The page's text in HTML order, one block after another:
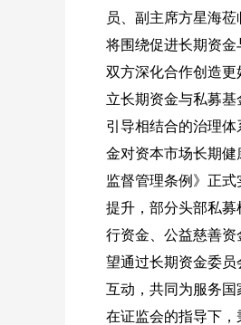
员、副主席方星海
将围绕促进长期资
双方深化合作创造
立长期资金与私募
引导相结合的治理
金对资本市场长期
监督管理条例》正
提升，部分头部私
行资金、公益慈善
望通过长期资金委
互动，共同为服务
在证监会的指导下